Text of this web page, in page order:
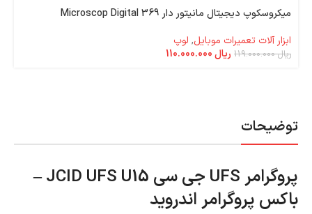
توضیحات
پروگرامر UFS جی سی JCID UFS U15 –
باکس پروگرامر اندروید
میکروسکوپ دیجیتال مانیتور دار Microscop Digital 369
ابزار آلات تعمیرات موبایل, لوپ
ریال119.000.000 ریال